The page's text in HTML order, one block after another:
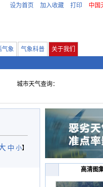
设为首页 加入收藏 打印 中国
气象 气象科普
关于我们
城市天气查询：
中 小】
高清图